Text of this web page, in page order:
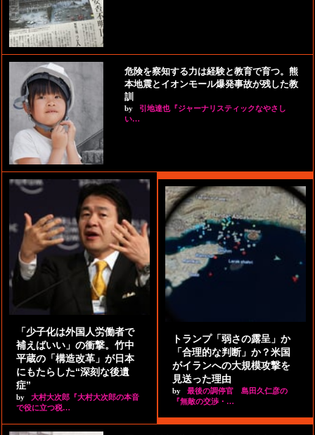
危険を察知する力は経験と教育で育つ。熊
本地震とイオンモール爆発事故が残した教
訓
by
引地達也『ジャーナリスティックなやさし
い…
「少子化は外国人労働者で
補えばいい」の衝撃。竹中
平蔵の「構造改革」が日本
にもたらした“深刻な後遺
症”
by
大村大次郎『大村大次郎の本音
で役に立つ税…
トランプ「弱さの露呈」か
「合理的な判断」か？米国
がイランへの大規模攻撃を
見送った理由
by
最後の調停官 島田久仁彦の
『無敵の交渉・…